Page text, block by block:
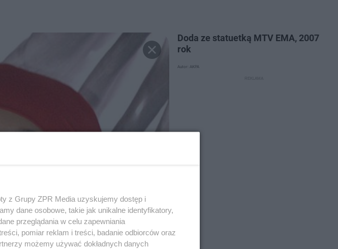
Doda ze statuetką MTV EMA, 2007
rok
Autor: AKPA
z Grupy ZPR Media uzyskujemy dostęp i
dane osobowe, takie jak unikalne identyfikatory,
przeglądania w celu zapewniania
pomiar reklam i treści, badanie odbiorców oraz
możemy używać dokładnych danych